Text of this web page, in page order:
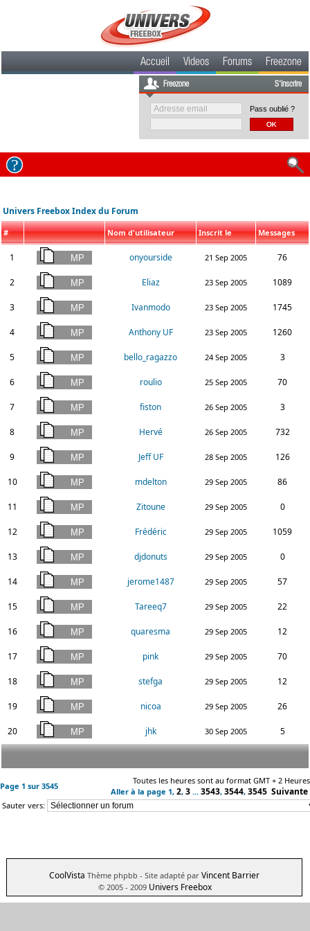
Accueil Videos Forums Freezone
Freezone S'inscrire
Pass oublié ?
Univers Freebox Index du Forum
# Nom d'utilisateur Inscrit le Messages
1 onyourside 21 Sep 2005 76
2 Eliaz 23 Sep 2005 1089
3 Ivanmodo 23 Sep 2005 1745
4 Anthony UF 23 Sep 2005 1260
5 bello_ragazzo 24 Sep 2005 3
6 roulio 25 Sep 2005 70
7 fiston 26 Sep 2005 3
8 Hervé 26 Sep 2005 732
9 Jeff UF 28 Sep 2005 126
10 mdelton 29 Sep 2005 86
11 Zitoune 29 Sep 2005 0
12 Frédéric 29 Sep 2005 1059
13 djdonuts 29 Sep 2005 0
14 jerome1487 29 Sep 2005 57
15 Tareeq7 29 Sep 2005 22
16 quaresma 29 Sep 2005 12
17 pink 29 Sep 2005 70
18 stefga 29 Sep 2005 12
19 nicoa 29 Sep 2005 26
20 jhk 30 Sep 2005 5
Page 1 sur 3545
Toutes les heures sont au format GMT + 2 Heures
Aller à la page 1, 2, 3 ... 3543, 3544, 3545 Suivante
Sauter vers:
CoolVista Thème phpbb - Site adapté par Vincent Barrier
© 2005 - 2009 Univers Freebox